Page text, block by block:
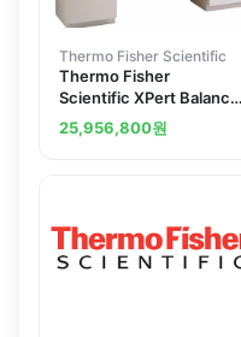
Thermo Fisher Scientific
Thermo Fisher
Scientific XPert Balance
Enclosures Standard
Height 96 in.W 8ft.
25,956,800원